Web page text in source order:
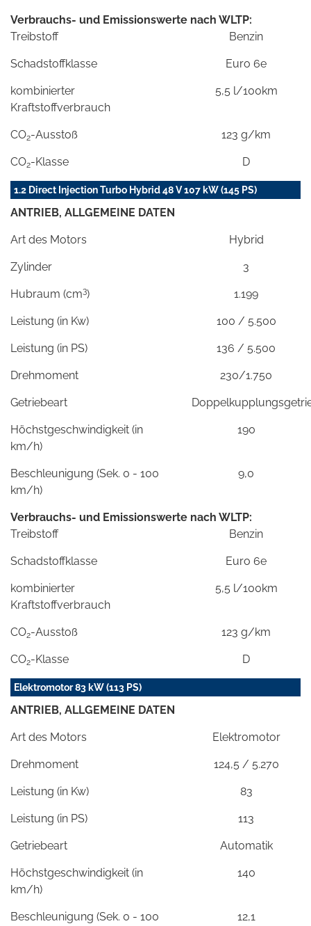
Verbrauchs- und Emissionswerte nach WLTP:
Treibstoff
Benzin
Schadstoffklasse Euro 6e
kombinierter
Kraftstoffverbrauch
5,5 l/100km
CO2-Ausstoß 123 g/km
CO2-Klasse D
1.2 Direct Injection Turbo Hybrid 48 V 107 kW (145 PS)
ANTRIEB, ALLGEMEINE DATEN
Art des Motors Hybrid
Zylinder 3
Hubraum (cm3) 1.199
Leistung (in Kw) 100 / 5.500
Leistung (in PS) 136 / 5.500
Drehmoment 230/1.750
Getriebeart
Höchstgeschwindigkeit (in
km/h)
190
Beschleunigung (Sek. 0 - 100
km/h)
9,0
Verbrauchs- und Emissionswerte nach WLTP:
Treibstoff
Benzin
Schadstoffklasse Euro 6e
kombinierter
Kraftstoffverbrauch
5,5 l/100km
CO2-Ausstoß 123 g/km
CO2-Klasse D
Elektromotor 83 kW (113 PS)
ANTRIEB, ALLGEMEINE DATEN
Art des Motors Elektromotor
Drehmoment 124,5 / 5.270
Leistung (in Kw) 83
Leistung (in PS) 113
Getriebeart Automatik
Höchstgeschwindigkeit (in
km/h)
140
Beschleunigung (Sek. 0 - 100 12,1